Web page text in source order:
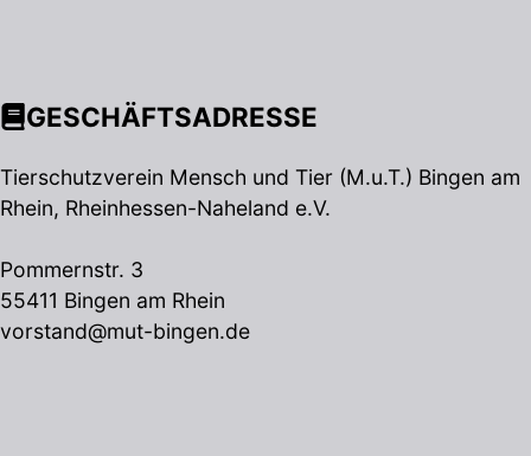
GESCHÄFTSADRESSE
Tierschutzverein Mensch und Tier (M.u.T.) Bingen am
Rhein, Rheinhessen-Naheland e.V.
Pommernstr. 3
55411 Bingen am Rhein
vorstand@mut-bingen.de